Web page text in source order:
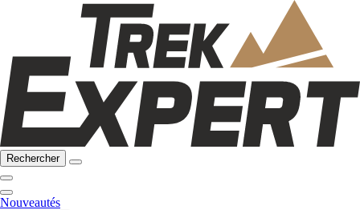
Rechercher
Nouveautés